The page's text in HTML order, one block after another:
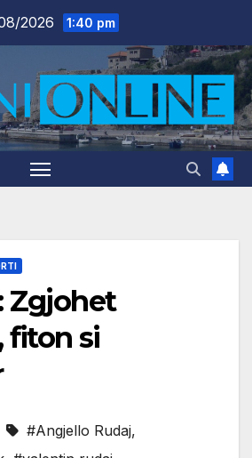
2026 1:40 pm
Zgjohet
fiton si
#Angjello Rudaj,